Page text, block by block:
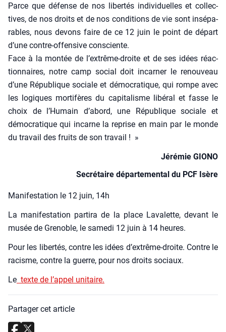
Parce que défense de nos liber­tés indi­vi­duelles et col­lec­
tives, de nos droits et de nos condi­tions de vie sont insé­pa­
rables, nous devons faire de ce 12 juin le point de départ
d’une contre-offen­sive consciente.
Face à la mon­tée de l’ex­trême-droite et de ses idées réac­
tion­naires, notre camp social doit incar­ner le renou­veau
d’une Répu­blique sociale et démo­cra­tique, qui rompe avec
les logiques mor­ti­fères du capi­ta­lisme libé­ral et fasse le
choix de l’Hu­main d’a­bord, une Répu­blique sociale et
démo­cra­tique qui incarne la reprise en main par le monde
du tra­vail des fruits de son tra­vail ! »
Jéré­mie GIONO
Secré­taire dépar­te­men­tal du PCF Isère
Mani­fes­ta­tion le 12 juin, 14h
La mani­fes­ta­tion par­ti­ra de la place Lava­lette, devant le
musée de Gre­noble, le same­di 12 juin à 14 heures.
Pour les liber­tés, contre les idées d’ex­trême-droite. Contre le
racisme, contre la guerre, pour nos droits sociaux.
Le texte de l’ap­pel uni­taire.
Partager cet article